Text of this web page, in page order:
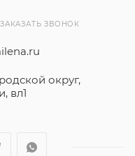
ЗАКАЗАТЬ ЗВОНОК
округ,
вл1